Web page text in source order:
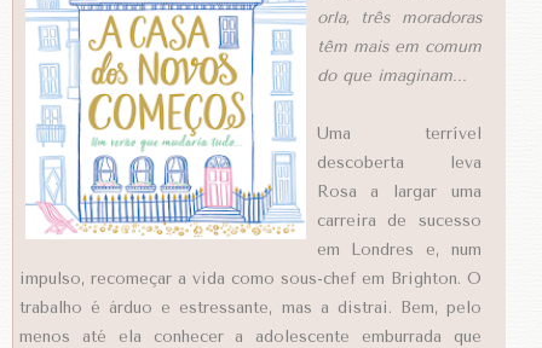
orla, três moradoras
têm mais em comum
do que imaginam...
Uma terrível
descoberta leva
Rosa a largar uma
carreira de sucesso
em Londres e, num
impulso, recomeçar a vida como sous-chef em Brighton. O
trabalho é árduo e estressante, mas a distrai. Bem, pelo
menos até ela conhecer a adolescente emburrada que